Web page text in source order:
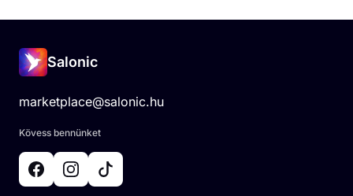
Salonic
marketplace@salonic.hu
Kövess bennünket